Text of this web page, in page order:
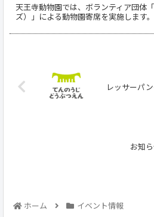
天王寺動物園では、ボランティア団体
ズ）」による動物園寄席を実施します
レッサーパ
お知
ホーム イベント情報